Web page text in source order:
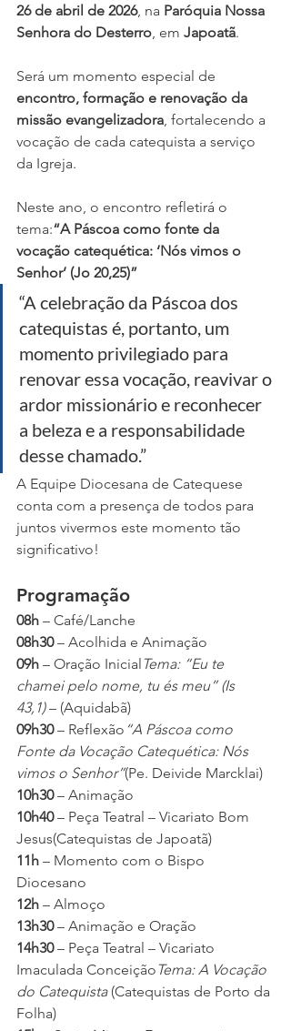
26 de abril de 2026, na Paróquia Nossa
Senhora do Desterro, em Japoatã.
Será um momento especial de
encontro, formação e renovação da
missão evangelizadora, fortalecendo a
vocação de cada catequista a serviço
da Igreja.
Neste ano, o encontro refletirá o
tema:“A Páscoa como fonte da
vocação catequética: ‘Nós vimos o
Senhor’ (Jo 20,25)”
“A celebração da Páscoa dos
catequistas é, portanto, um
momento privilegiado para
renovar essa vocação, reavivar o
ardor missionário e reconhecer
a beleza e a responsabilidade
desse chamado.”
A Equipe Diocesana de Catequese
conta com a presença de todos para
juntos vivermos este momento tão
significativo!
Programação
08h – Café/Lanche
08h30 – Acolhida e Animação
09h – Oração Inicial Tema: “Eu te
chamei pelo nome, tu és meu” (Is
43,1) – (Aquidabã)
09h30 – Reflexão “A Páscoa como
Fonte da Vocação Catequética: Nós
vimos o Senhor”(Pe. Deivide Marcklai)
10h30 – Animação
10h40 – Peça Teatral – Vicariato Bom
Jesus(Catequistas de Japoatã)
11h – Momento com o Bispo
Diocesano
12h – Almoço
13h30 – Animação e Oração
14h30 – Peça Teatral – Vicariato
Imaculada Conceição Tema: A Vocação
do Catequista (Catequistas de Porto da
Folha)